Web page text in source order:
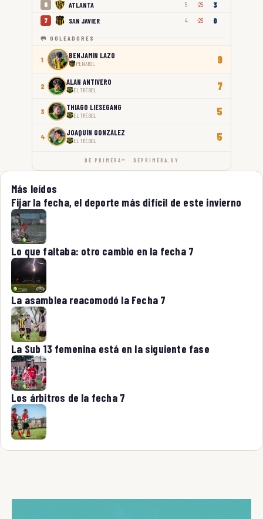
6 ATLANTA 5 -25 3
7 SAN JAVIER 4 -26 0
🥅 GOLEADORES
1 BENJAMÍN LAZO
PEÑAROL 9
2 ALAN ANTIVERO
EL TRÉBOL 7
3 THIAGO LIESEGANG
EL TRÉBOL 5
4 JOAQUÍN GONZÁLEZ
EL TRÉBOL 5
DE PRIMERA™ · DEPRIMERA.UY
Más leídos
Fijar la fecha, el deporte más difícil de este invierno
Lo que faltaba: otro cambio en la fecha 7
La asamblea reacomodó la Fecha 7
La Sub 13 femenina está en la siguiente fase
Los árbitros de la fecha 7